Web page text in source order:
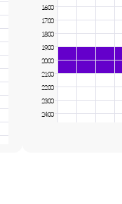
16:00
17:00
18:00
19:00
20:00
21:00
22:00
23:00
24:00